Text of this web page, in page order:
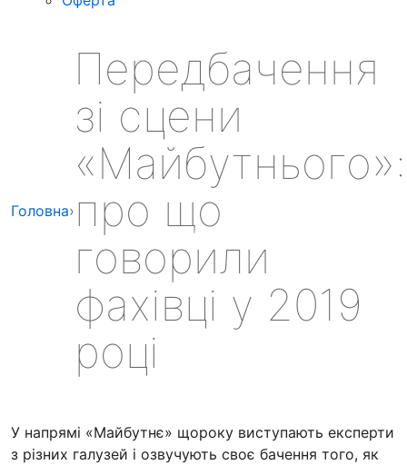
Головна›
Передбачення
зі сцени
«Майбутнього»:
про що
говорили
фахівці у 2019
році
У напрямі «Майбутнє» щороку виступають експерти
з різних галузей і озвучують своє бачення того, як